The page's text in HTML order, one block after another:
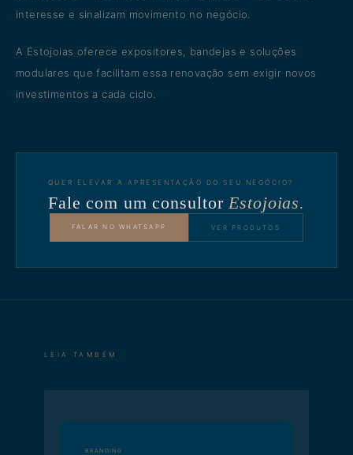
interesse e sinalizam movimento no negócio.
A Estojoias oferece expositores, bandejas e soluções
modulares que facilitam essa renovação sem exigir novos
investimentos a cada ciclo.
QUER ELEVAR A APRESENTAÇÃO DO SEU NEGÓCIO?
Fale com um consultorEstojoias.
FALAR NO WHATSAPP VER PRODUTOS
LEIA TAMBÉM
BRANDING